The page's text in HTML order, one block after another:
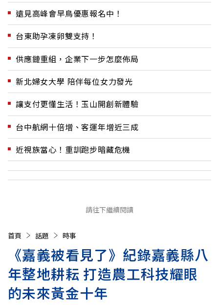
遠見高峰會早鳥優惠報名中！
台東助孕凍卵雙支持！
供應鏈重組，企業下一步怎麼佈局
新北婦女大學 陪伴每位女力發光
讓支付更懂生活！玉山開創新體驗
台中航網十倍增、客運年增近三成
近視族當心！重訓跑步暗藏危機
請往下繼續閱讀
首頁 話題 時事
《嘉義被看見了》紀錄嘉義縣八
年整地耕耘 打造農工科技耀眼
的未來黃金十年